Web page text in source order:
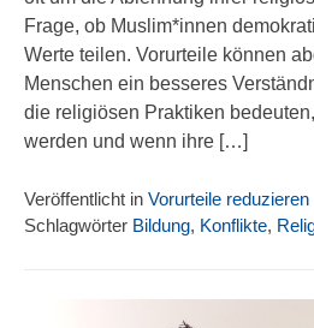
Frage, ob Muslim*innen
Werte teilen. Vorurteile können
Menschen ein besseres
die religiösen Praktiken
werden und wenn ihre […]
Veröffentlicht in Vorurteile reduzieren
Schlagwörter Bildung, Konflikte,